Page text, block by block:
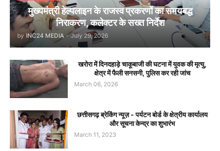
मुख्यमंत्री हेल्पलाइन के राजस्व प्रकरणों का समयबद्ध
निराकरण, कलेक्टर के सख्त निर्देश
by INC24 MEDIA - July 29, 2026
खरोरा में दिनदहाड़े चाकूबाजी की घटना में युवक की मृत्यु,
क्षेत्र में फैली सनसनी, पुलिस कर रही जांच
March 06, 2026
छत्तीसगढ़ ब्रेकिंग न्यूज़ - पर्यटन बोर्ड के क्षेत्रीय कार्यालय
और सूचना केन्द्र का शुभारंभ
March 11, 2023